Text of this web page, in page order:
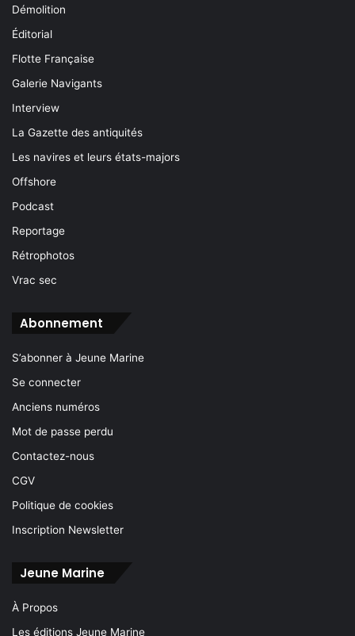
Démolition
Éditorial
Flotte Française
Galerie Navigants
Interview
La Gazette des antiquités
Les navires et leurs états-majors
Offshore
Podcast
Reportage
Rétrophotos
Vrac sec
Abonnement
S’abonner à Jeune Marine
Se connecter
Anciens numéros
Mot de passe perdu
Contactez-nous
CGV
Politique de cookies
Inscription Newsletter
Jeune Marine
À Propos
Les éditions Jeune Marine